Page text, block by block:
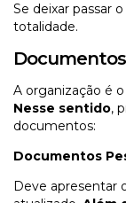
Se deixar passar
totalidade.
A organização é
Nesse sentido,
documentos:
Documentos
Deve apresentar